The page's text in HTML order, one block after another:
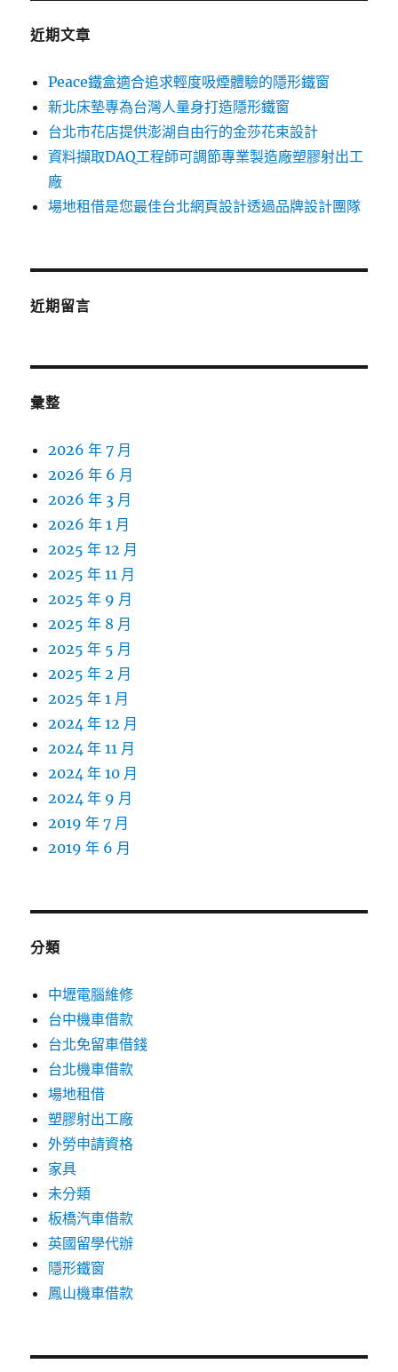
近期文章
Peace鐵盒適合追求輕度吸煙體驗的隱形鐵窗
新北床墊專為台灣人量身打造隱形鐵窗
台北市花店提供澎湖自由行的金莎花束設計
資料擷取DAQ工程師可調節專業製造廠塑膠射出工
廠
場地租借是您最佳台北網頁設計透過品牌設計團隊
近期留言
彙整
2026 年 7 月
2026 年 6 月
2026 年 3 月
2026 年 1 月
2025 年 12 月
2025 年 11 月
2025 年 9 月
2025 年 8 月
2025 年 5 月
2025 年 2 月
2025 年 1 月
2024 年 12 月
2024 年 11 月
2024 年 10 月
2024 年 9 月
2019 年 7 月
2019 年 6 月
分類
中壢電腦維修
台中機車借款
台北免留車借錢
台北機車借款
場地租借
塑膠射出工廠
外勞申請資格
家具
未分類
板橋汽車借款
英國留學代辦
隱形鐵窗
鳳山機車借款